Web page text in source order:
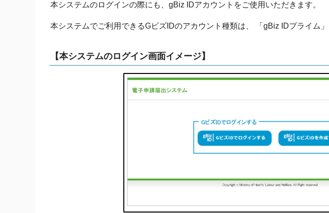
本システムのログインの際にも、gBiz IDアカウントをご使用いただきます。
本システムでご利用できるGビズIDのアカウント種類は、 「gBiz IDプライム
【本システムのログイン画面イメージ】